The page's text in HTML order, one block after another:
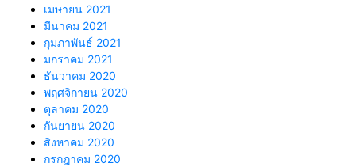
เมษายน 2021
มีนาคม 2021
กุมภาพันธ์ 2021
มกราคม 2021
ธันวาคม 2020
พฤศจิกายน 2020
ตุลาคม 2020
กันยายน 2020
สิงหาคม 2020
กรกฎาคม 2020